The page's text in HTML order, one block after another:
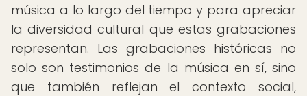
música a lo largo del tiempo y para apreciar
la diversidad cultural que estas grabaciones
representan. Las grabaciones históricas no
solo son testimonios de la música en sí, sino
que también reflejan el contexto social,